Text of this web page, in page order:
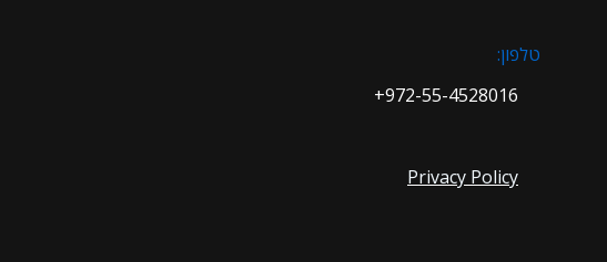
טלפון:
972-55-4528016+
Privacy Policy